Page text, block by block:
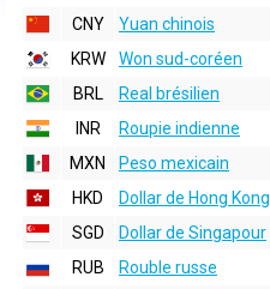
CNY
Yuan chinois
KRW
Won sud-coréen
BRL
Real brésilien
INR
Roupie indienne
MXN
Peso mexicain
HKD
Dollar de Hong Kong
SGD
Dollar de Singapour
RUB
Rouble russe